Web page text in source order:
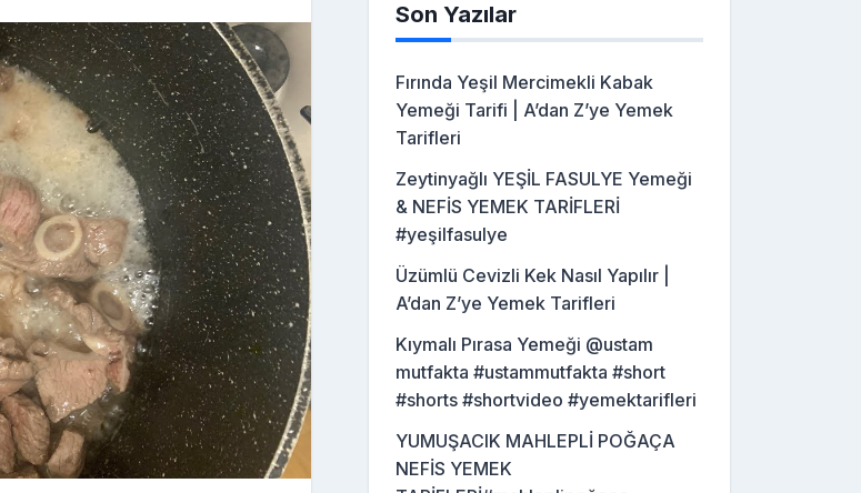
Son Yazılar
Fırında Yeşil Mercimekli Kabak
Yemeği Tarifi | A’dan Z’ye Yemek
Tarifleri
Zeytinyağlı YEŞİL FASULYE Yemeği
& NEFİS YEMEK TARİFLERİ
#yeşilfasulye
Üzümlü Cevizli Kek Nasıl Yapılır |
A’dan Z’ye Yemek Tarifleri
Kıymalı Pırasa Yemeği @ustam
mutfakta #ustammutfakta #short
#shorts #shortvideo #yemektarifleri
YUMUŞACIK MAHLEPLİ POĞAÇA
NEFİS YEMEK